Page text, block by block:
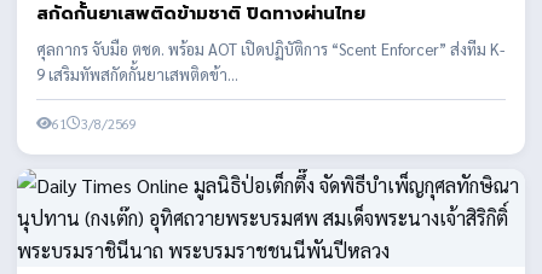
สกัดกั้นยาเสพติดข้ามชาติ ปิดทางผ่านไทย
ศุลกากร จับมือ ตชด. พร้อม AOT เปิดปฏิบัติการ “Scent Enforcer” ส่งทีม K-
9 เสริมทัพสกัดกั้นยาเสพติดข้า...
61 3/8/2569